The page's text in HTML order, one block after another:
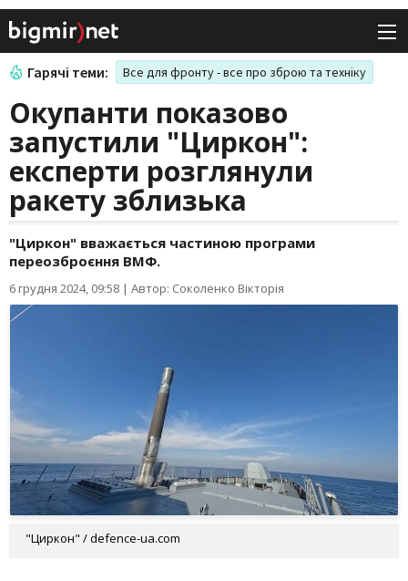
Гарячі теми: Все для фронту - все про зброю та техніку
Окупанти показово
запустили "Циркон":
експерти розглянули
ракету зблизька
"Циркон" вважається частиною програми
переозброєння ВМФ.
6 грудня 2024, 09:58 | Автор: Соколенко Вікторія
"Циркон" / defence-ua.com